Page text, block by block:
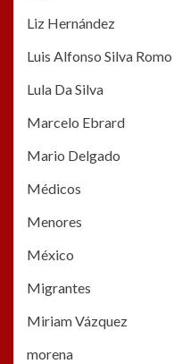
Liz Hernández
Luis Alfonso Silva Romo
Lula Da Silva
Marcelo Ebrard
Mario Delgado
Médicos
Menores
México
Migrantes
Miriam Vázquez
morena